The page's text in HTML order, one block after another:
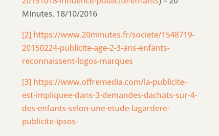
Minutes, 18/10/2016
[2] https://www.20minutes.fr/societe/1548719-
20150224-publicite-age-2-3-ans-enfants-
reconnaissent-logos-marques
[3] https://www.offremedia.com/la-publicite-
est-impliquee-dans-3-demandes-dachats-sur-4-
des-enfants-selon-une-etude-lagardere-
publicite-ipsos-